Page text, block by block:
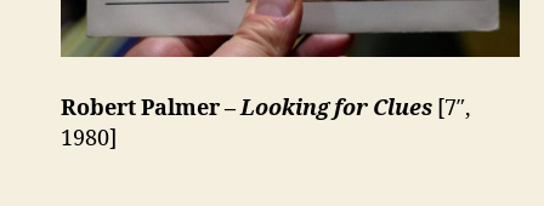
Robert Palmer –Looking for Clues [7″,
1980]